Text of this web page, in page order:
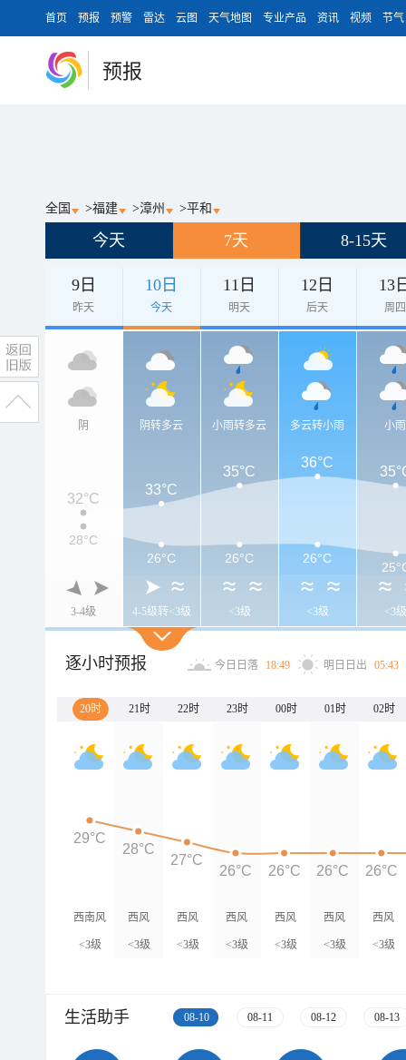
首页 预报 预警 雷达 云图 天气地图 专业产品 资讯 视频 节气
预报
全国 >福建 >漳州 >平和
今天 7天 8-15天
9日
昨天
10日
今天
11日
明天
12日
后天
13
周四
阴
3-4级
阴转多云
4-5级转<3级
小雨转多云
<3级
多云转小雨
<3级
小雨
<3级
32°C
33°C
35°C
36°C
28°C
26°C
26°C 26°C
逐小时预报 今日日落 18:49 明日日出 05:43
20时 21时 22时 23时 00时 01时 02时
西南风
<3级
西风
<3级
西风
<3级
西风
<3级
西风
<3级
西风
<3级
西风
<3级
29°C
28°C
27°C
26°C 26°C 26°C 26°C
生活助手 08-10 08-11 08-12 08-13